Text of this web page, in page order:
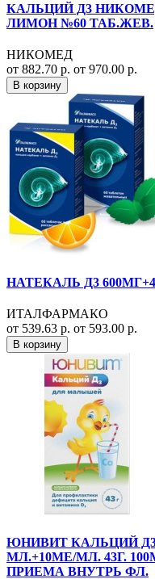
КАЛЬЦИЙ Д3
ЛИМОН №60 ТАБ.ЖЕВ.
НИКОМЕД
от 882.70 р. от 970.00 р.
В корзину
НАТЕКАЛЬ Д3
ИТАЛФАРМАКО
от 539.63 р. от 593.00 р.
В корзину
ЮНИВИТ КАЛЬЦИЙ
МЛ.+10МЕ/МЛ. 43Г.
ПРИЕМА ВНУТРЬ ФЛ.